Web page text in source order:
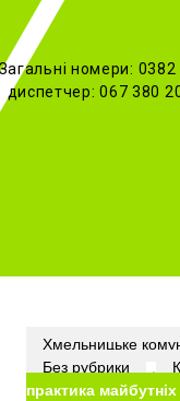
номери:
диспетчер: 067 380
Хмельницьке
Без рубрики
практика